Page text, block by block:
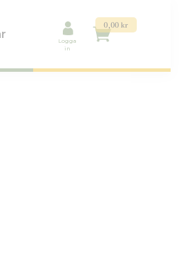
Logga
in
0,00 kr